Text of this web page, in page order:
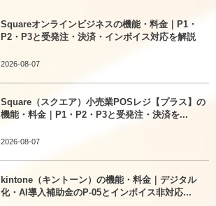
Squareオンラインビジネスの機能・料金｜P1・
P2・P3と受発注・決済・インボイス対応を解説
2026-08-07
Square（スクエア）小売業POSレジ【プラス】の
機能・料金｜P1・P2・P3と受発注・決済を...
2026-08-07
kintone（キントーン）の機能・料金｜デジタル
化・AI導入補助金のP-05とインボイス非対応...